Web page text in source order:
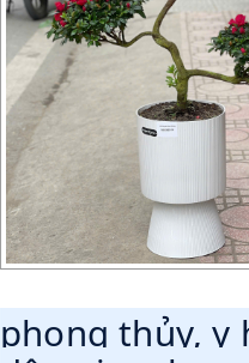
phong thủy, y